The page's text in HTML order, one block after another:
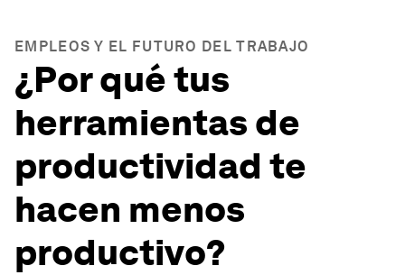
EMPLEOS Y EL FUTURO DEL TRABAJO
¿Por qué tus
herramientas de
productividad te
hacen menos
productivo?